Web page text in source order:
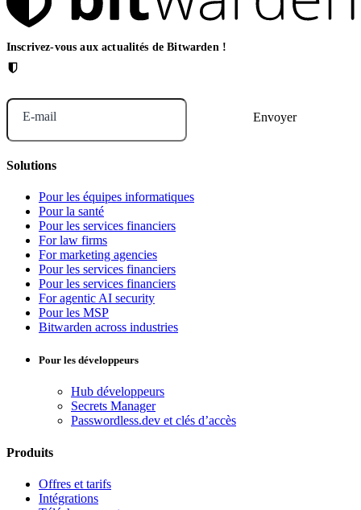
Inscrivez-vous aux actualités de Bitwarden !
E-mail
Solutions
Pour les équipes informatiques
Pour la santé
Pour les services financiers
For law firms
For marketing agencies
Pour les services financiers
Pour les services financiers
For agentic AI security
Pour les MSP
Bitwarden across industries
Pour les développeurs
Hub développeurs
Secrets Manager
Passwordless.dev et clés d’accès
Produits
Offres et tarifs
Intégrations